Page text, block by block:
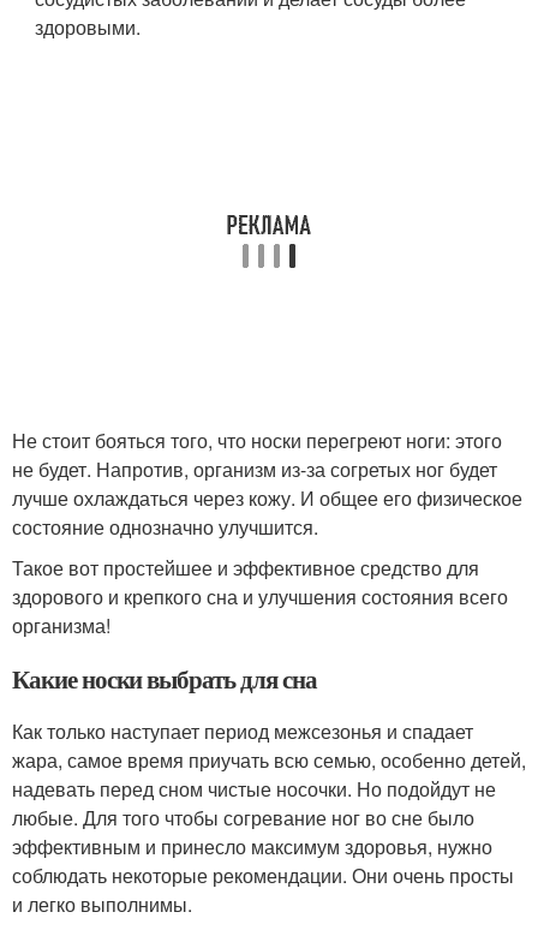
здоровыми.
Не стоит бояться того, что носки перегреют ноги: этого
не будет. Напротив, организм из-за согретых ног будет
лучше охлаждаться через кожу. И общее его физическое
состояние однозначно улучшится.
Такое вот простейшее и эффективное средство для
здорового и крепкого сна и улучшения состояния всего
организма!
Какие носки выбрать для сна
Как только наступает период межсезонья и спадает
жара, самое время приучать всю семью, особенно детей,
надевать перед сном чистые носочки. Но подойдут не
любые. Для того чтобы согревание ног во сне было
эффективным и принесло максимум здоровья, нужно
соблюдать некоторые рекомендации. Они очень просты
и легко выполнимы.